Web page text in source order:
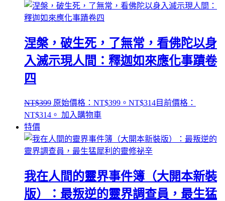
涅槃，破生死，了無常，看佛陀以身
入滅示現人間：釋迦如來應化事蹟卷
四
NT$399 原始價格：NT$399。 NT$314目前價格：
NT$314。 加入購物車
特價
我在人間的靈界事件簿（大開本新裝
版）：最叛逆的靈界調查員，最生猛